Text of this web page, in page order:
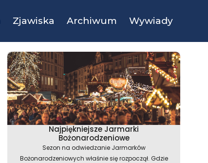
Zjawiska Archiwum Wywiady
Najpiękniejsze Jarmarki
Bożonarodzeniowe
Sezon na odwiedzanie Jarmarków
Bożonarodzeniowych właśnie się rozpoczął. Gdzie